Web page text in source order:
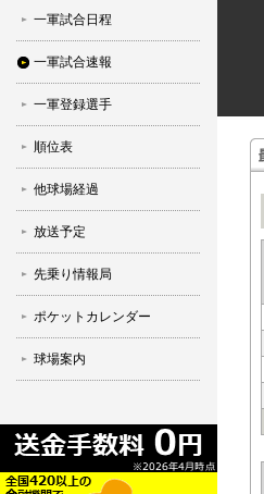
一軍試合日程
一軍試合速報
一軍登録選手
順位表
他球場経過
放送予定
先乗り情報局
ポケットカレンダー
球場案内